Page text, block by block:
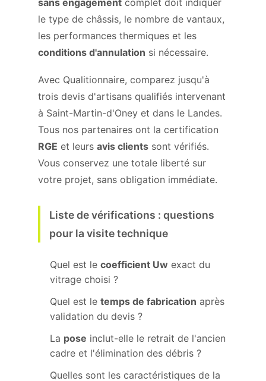
sans engagement complet doit indiquer
le type de châssis, le nombre de vantaux,
les performances thermiques et les
conditions d'annulation si nécessaire.
Avec Qualitionnaire, comparez jusqu'à
trois devis d'artisans qualifiés intervenant
à Saint-Martin-d'Oney et dans le Landes.
Tous nos partenaires ont la certification
RGE et leurs avis clients sont vérifiés.
Vous conservez une totale liberté sur
votre projet, sans obligation immédiate.
Liste de vérifications : questions
pour la visite technique
Quel est le coefficient Uw exact du
vitrage choisi ?
Quel est le temps de fabrication après
validation du devis ?
La pose inclut-elle le retrait de l'ancien
cadre et l'élimination des débris ?
Quelles sont les caractéristiques de la